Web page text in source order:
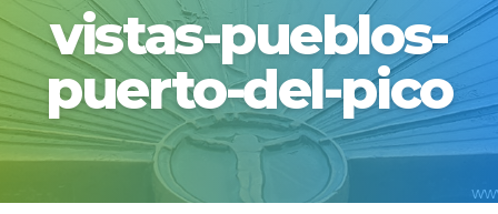
vistas-pueblos-
puerto-del-pico